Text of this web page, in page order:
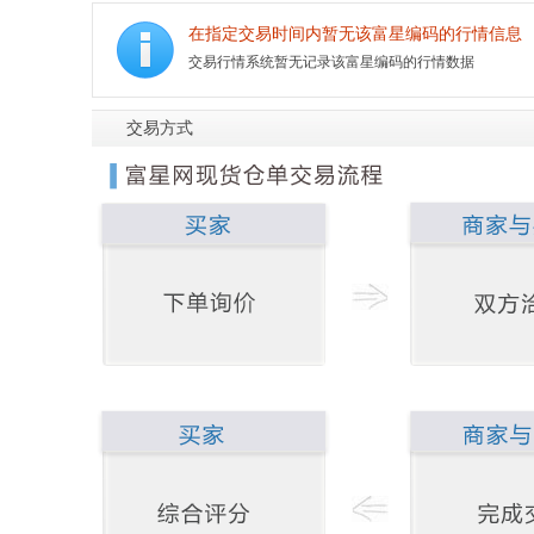
在指定交易时间内暂无该富星编码的行情信息
交易行情系统暂无记录该富星编码的行情数据
交易方式